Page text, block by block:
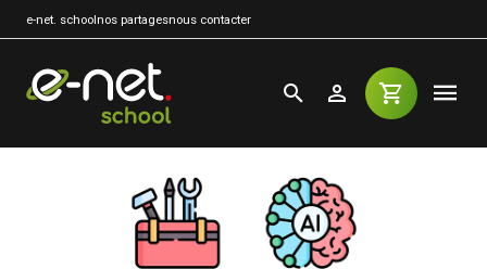
e-net. schoolnos partagesnous contacter